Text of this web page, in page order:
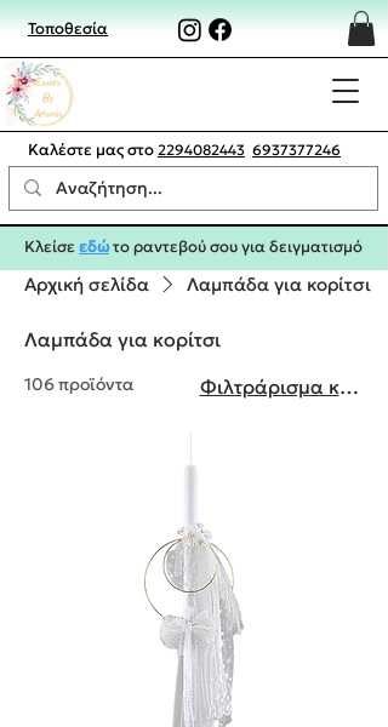
Τοποθεσία
Καλέστε μας στο 2294082443 6937377246
Κλείσεεδώτο ραντεβού σου για δειγματισμό
Αρχική σελίδα Λαμπάδα για κορίτσι
Λαμπάδα για κορίτσι
106 προϊόντα Φιλτράρισμα και